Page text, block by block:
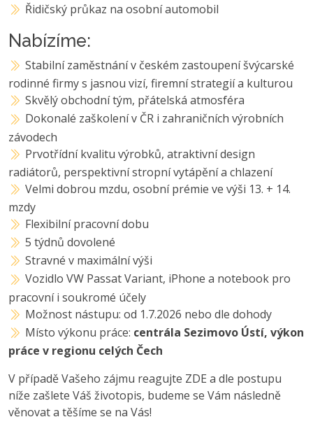
Řidičský průkaz na osobní automobil
Nabízíme:
Stabilní zaměstnání v českém zastoupení švýcarské
rodinné firmy s jasnou vizí, firemní strategií a kulturou
Skvělý obchodní tým, přátelská atmosféra
Dokonalé zaškolení v ČR i zahraničních výrobních
závodech
Prvotřídní kvalitu výrobků, atraktivní design
radiátorů, perspektivní stropní vytápění a chlazení
Velmi dobrou mzdu, osobní prémie ve výši 13. + 14.
mzdy
Flexibilní pracovní dobu
5 týdnů dovolené
Stravné v maximální výši
Vozidlo VW Passat Variant, iPhone a notebook pro
pracovní i soukromé účely
Možnost nástupu: od 1.7.2026 nebo dle dohody
Místo výkonu práce: centrála Sezimovo Ústí, výkon
práce v regionu celých Čech
V případě Vašeho zájmu reagujte ZDE a dle postupu
níže zašlete Váš životopis, budeme se Vám následně
věnovat a těšíme se na Vás!